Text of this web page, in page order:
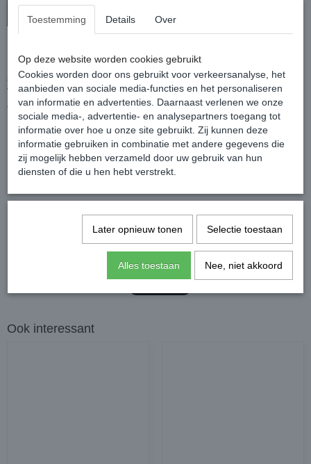
Het halster is gevoerd bij de neusriem en kopstuk om het risico op
schuren te verminderen en voor meer comfort.
Verstelbaar aan het kopstuk en aan de kin. En voorzien van een
clipsluiting aan de kaak.
Inclusief bijpassend halstertouw met muskatonsluiting.
Kleur: Dynasty Green
Ook interessant
Toestemming Details Over
Op deze website worden cookies gebruikt
Cookies worden door ons gebruikt voor verkeersanalyse, het
aanbieden van sociale media-functies en het personaliseren
van informatie en advertenties. Daarnaast verlenen we onze
sociale media-, advertentie- en analysepartners toegang tot
informatie over hoe u onze site gebruikt. Zij kunnen deze
informatie gebruiken in combinatie met andere gegevens die
zij mogelijk hebben verzameld door uw gebruik van hun
diensten of die u hen hebt verstrekt.
Later opnieuw tonen Selectie toestaan
Alles toestaan Nee, niet akkoord